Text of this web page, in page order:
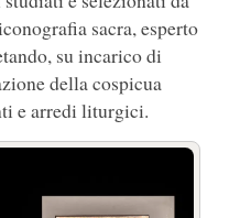
sacra, esperto
su incarico di
della cospicua
e arredi liturgici.